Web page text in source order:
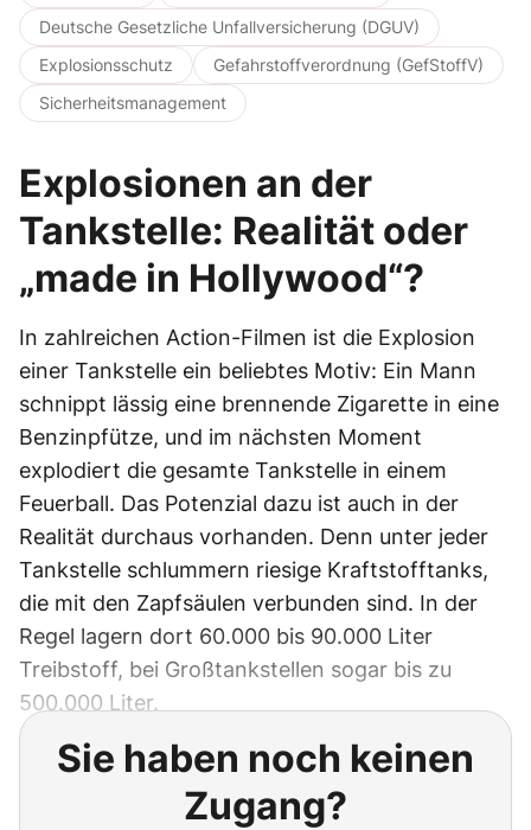
Deutsche Gesetzliche Unfallversicherung (DGUV)
Explosionsschutz
Gefahrstoffverordnung (GefStoffV)
Sicherheitsmanagement
Explosionen an der
Tankstelle: Realität oder
„made in Hollywood“?
In zahlreichen Action-Filmen ist die Explosion
einer Tankstelle ein beliebtes Motiv: Ein Mann
schnippt lässig eine brennende Zigarette in eine
Benzinpfütze, und im nächsten Moment
explodiert die gesamte Tankstelle in einem
Feuerball. Das Potenzial dazu ist auch in der
Realität durchaus vorhanden. Denn unter jeder
Tankstelle schlummern riesige Kraftstofftanks,
die mit den Zapfsäulen verbunden sind. In der
Regel lagern dort 60.000 bis 90.000 Liter
Treibstoff, bei Großtankstellen sogar bis zu
500.000 Liter.
Sie haben noch keinen
Zugang?